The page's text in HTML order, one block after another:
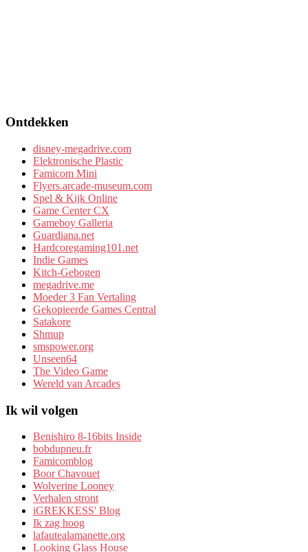
Ontdekken
disney-megadrive.com
Elektronische Plastic
Famicom Mini
Flyers.arcade-museum.com
Spel & Kijk Online
Game Center CX
Gameboy Galleria
Guardiana.net
Hardcoregaming101.net
Indie Games
Kitch-Gebogen
megadrive.me
Moeder 3 Fan Vertaling
Gekopieerde Games Central
Satakore
Shmup
smspower.org
Unseen64
The Video Game
Wereld van Arcades
Ik wil volgen
Benishiro 8-16bits Inside
bobdupneu.fr
Famicomblog
Boor Chavouet
Wolverine Looney
Verhalen stront
iGREKKESS' Blog
Ik zag hoog
lafautealamanette.org
Looking Glass House